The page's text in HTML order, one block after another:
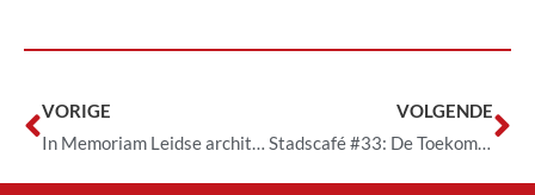
VORIGE
In Memoriam Leidse architect Wim Hofman (1941-2024) overleden, een bevlogen smaakmaker
VOLGENDE
Stadscafé #33: De Toekomst van het gebouw